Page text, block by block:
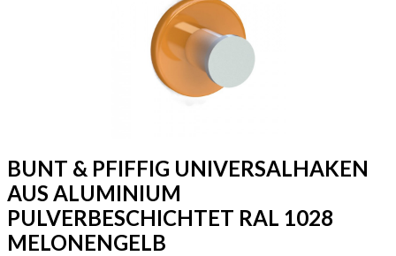
BUNT & PFIFFIG UNIVERSALHAKEN
AUS ALUMINIUM
PULVERBESCHICHTET RAL 1028
MELONENGELB